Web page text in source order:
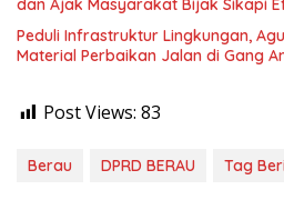
dan Ajak Masyarakat Bijak Sikapi
Peduli Infrastruktur Lingkungan,
Material Perbaikan Jalan di Gang
Post Views: 83
Berau DPRD BERAU Tag